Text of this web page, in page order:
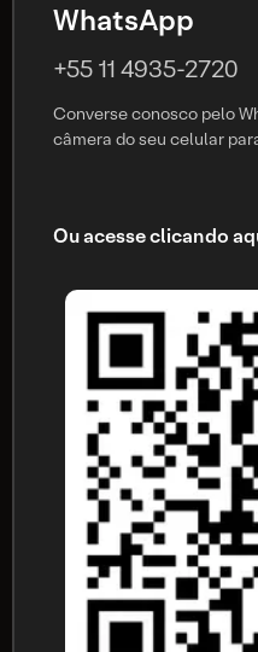
WhatsApp
+55 11 4935-2720
Converse conosco pelo
câmera do seu celular
Ou acesse clicando